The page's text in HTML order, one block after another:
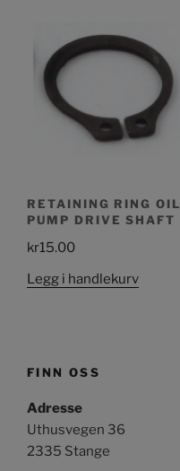
RETAINING RING OIL
PUMP DRIVE SHAFT
kr15.00
Legg i handlekurv
FINN OSS
Adresse
Uthusvegen 36
2335 Stange